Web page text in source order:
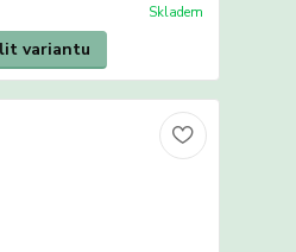
Skladem
variantu